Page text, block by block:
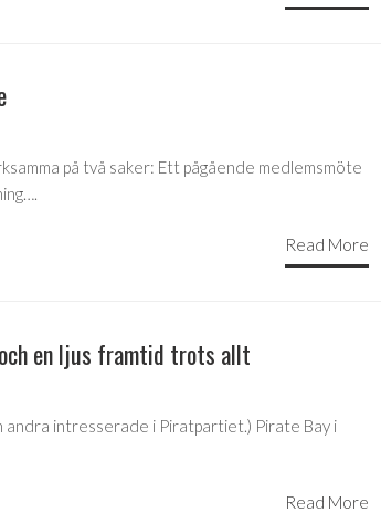
på två saker: Ett pågående medlemsmöte
Read More
en ljus framtid trots allt
intresserade i Piratpartiet.) Pirate Bay i
Read More